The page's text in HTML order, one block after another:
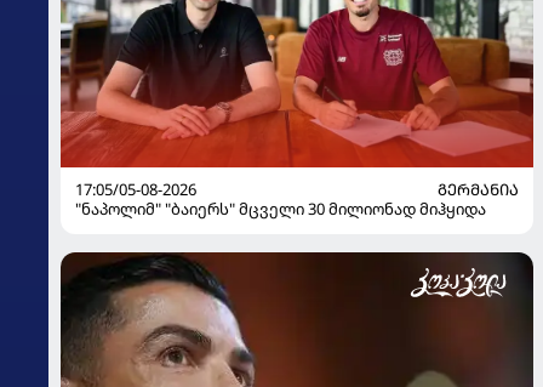
17:05/05-08-2026
ᲒᲔᲠᲛᲐᲜᲘᲐ
"ნაპოლიმ" "ბაიერს" მცველი 30 მილიონად მიჰყიდა